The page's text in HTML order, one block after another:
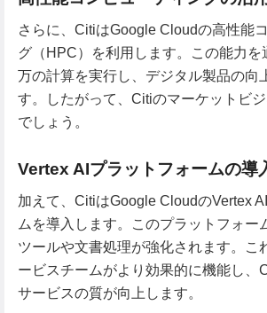
さらに、CitiはGoogle Cloudの高性能
グ（HPC）を利用します。この能力を
万の計算を実行し、デジタル製品の向
す。したがって、Citiのマーケットビ
でしょう。
Vertex AIプラットフォームの導
加えて、CitiはGoogle CloudのVertex
ムを導入します。このプラットフォー
ツールや文書処理が強化されます。こ
ービスチームがより効果的に機能し、
サービスの質が向上します。